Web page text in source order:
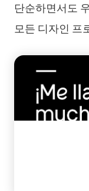
단순하면서도
모든 디자인 프